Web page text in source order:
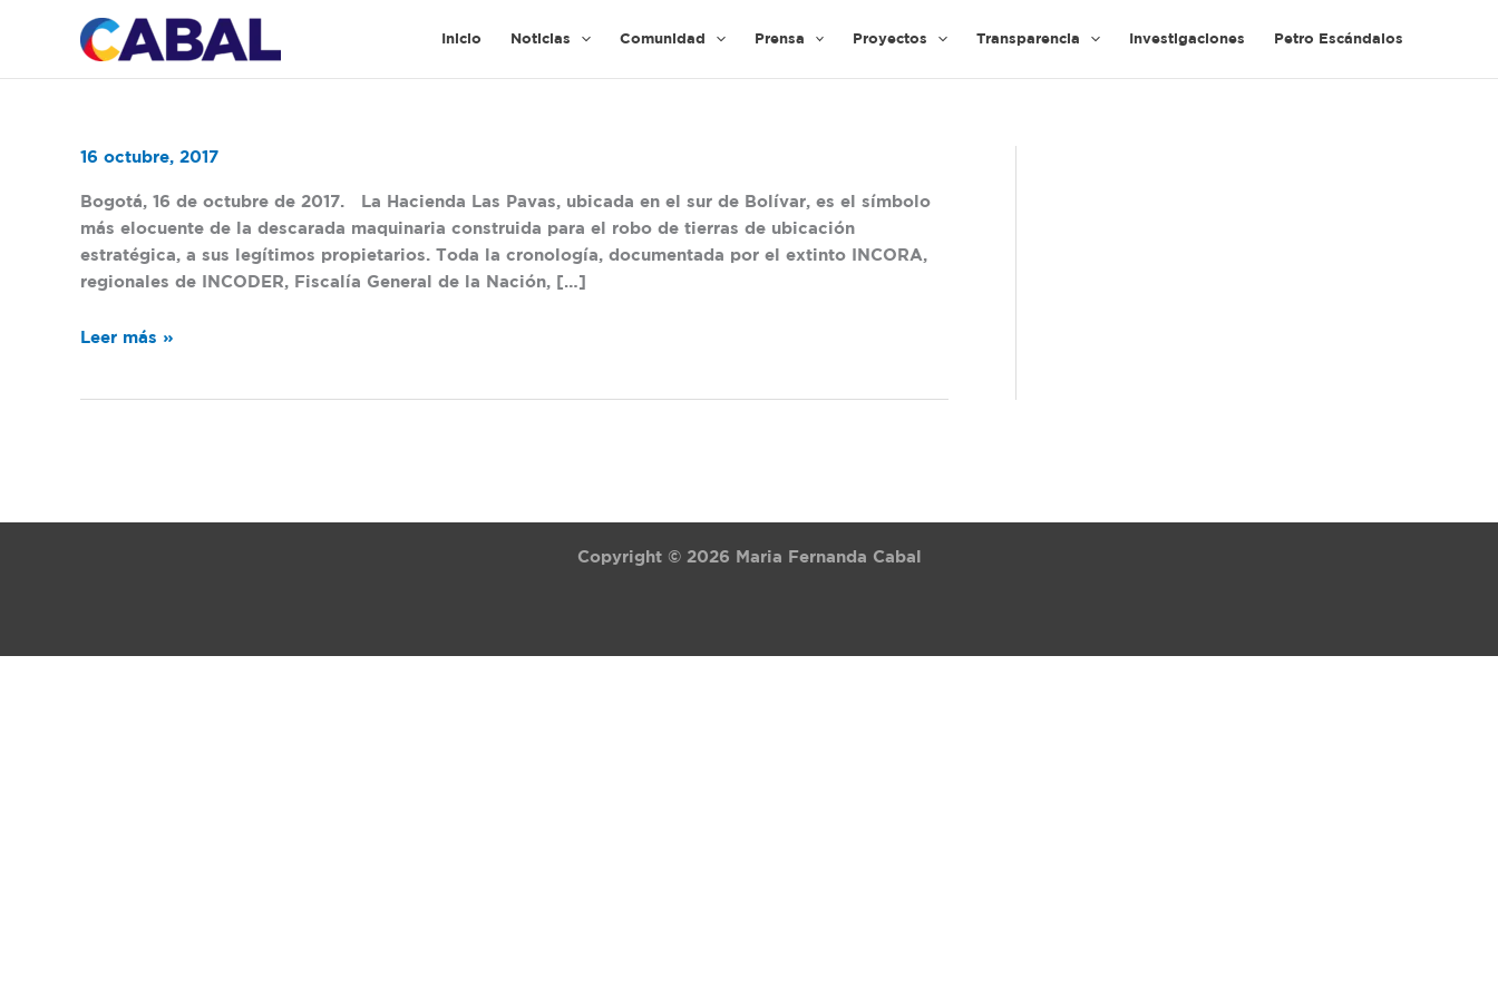
Inicio Noticias Comunidad Prensa Proyectos Transparencia Investigaciones Petro Escándalos
16 octubre, 2017
Bogotá, 16 de octubre de 2017. La Hacienda Las Pavas, ubicada en el sur de Bolívar, es el símbolo
más elocuente de la descarada maquinaria construida para el robo de tierras de ubicación
estratégica, a sus legítimos propietarios. Toda la cronología, documentada por el extinto INCORA,
regionales de INCODER, Fiscalía General de la Nación, […]
El
de
Las
Pavas.
Leer más »
Copyright © 2026 Maria Fernanda Cabal